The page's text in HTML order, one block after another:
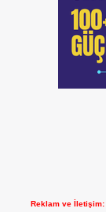
Reklam ve İletişim: